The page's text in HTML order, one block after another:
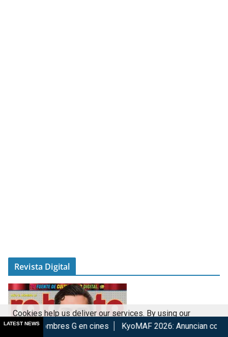
Revista Digital
LATEST NEWS
G en cines KyoMAF 2026: Anuncian colaboraciones y
Cookies help us deliver our services. By using our
services, you agree to our use of cookies.
Got it